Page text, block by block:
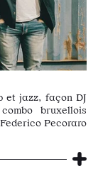
et jazz, façon DJ
bruxellois
Pecoraro